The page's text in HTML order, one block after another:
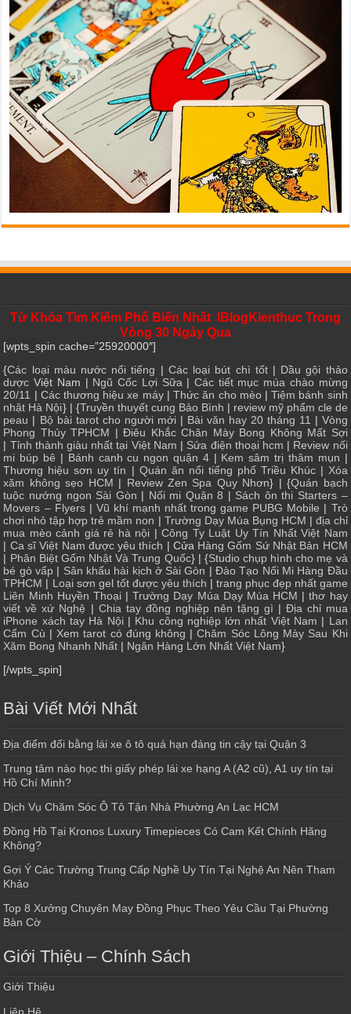
Từ Khóa Tìm Kiếm Phổ Biến Nhất IBlogKienthuc Trong
Vòng 30 Ngày Qua
[wpts_spin cache=”25920000″]
{Các loại màu nước nổi tiếng | Các loại bút chì tốt| Dầu gội thảo
dược Việt Nam | Ngũ Cốc Lợi Sữa| Các tiết mục múa chào mừng
20/11 | Các thương hiệu xe máy|Thức ăn cho mèo|Tiệm bánh sinh
nhật Hà Nội} | {Truyền thuyết cung Bảo Bình | review mỹ phẩm cle de
peau | Bộ bài tarot cho người mới| Bài văn hay 20 tháng 11 | Vòng
Phong Thủy TPHCM |Điêu Khắc Chân Mày Bong Không Mất Sợi
| Tỉnh thành giàu nhất tại Việt Nam | Sửa điện thoại hcm | Review nối
mi búp bê | Bánh canh cu ngon quận 4| Kem sâm trị thâm mụn |
Thương hiệu sơn uy tín | Quán ăn nổi tiếng phố Triều Khúc| Xóa
xăm không sẹo HCM | Review Zen Spa Quy Nhơn} | {Quán bạch
tuộc nướng ngon Sài Gòn | Nối mi Quận 8 | Sách ôn thi Starters –
Movers – Flyers| Vũ khí mạnh nhất trong game PUBG Mobile | Trò
chơi nhỏ tập hợp trẻ mầm non | Trường Dạy Múa Bụng HCM | địa chỉ
mua mèo cảnh giá rẻ hà nội |Công Ty Luật Uy Tín Nhất Việt Nam
| Ca sĩ Việt Nam được yêu thích | Cửa Hàng Gốm Sứ Nhật Bản HCM
| Phân Biệt Gốm Nhật Và Trung Quốc} | {Studio chụp hình cho mẹ và
bé gò vấp | Sân khấu hài kịch ở Sài Gòn |Đào Tạo Nối Mi Hàng Đầu
TPHCM | Loại sơn gel tốt được yêu thích | trang phục đẹp nhất game
Liên Minh Huyền Thoại|Trường Dạy Múa Dạy Múa HCM |thơ hay
viết về xứ Nghệ | Chia tay đồng nghiệp nên tặng gì | Địa chỉ mua
iPhone xách tay Hà Nội| Khu công nghiệp lớn nhất Việt Nam | Lan
Cẩm Cù |Xem tarot có đúng không |Chăm Sóc Lông Mày Sau Khi
Xăm Bong Nhanh Nhất | Ngân Hàng Lớn Nhất Việt Nam}
[/wpts_spin]
Bài Viết Mới Nhất
Địa điểm đổi bằng lái xe ô tô quá hạn đáng tin cậy tại Quận 3
Trung tâm nào học thi giấy phép lái xe hạng A (A2 cũ), A1 uy tín tại
Hồ Chí Minh?
Dịch Vụ Chăm Sóc Ô Tô Tận Nhà Phường An Lạc HCM
Đồng Hồ Tại Kronos Luxury Timepieces Có Cam Kết Chính Hãng
Không?
Gợi Ý Các Trường Trung Cấp Nghề Uy Tín Tại Nghệ An Nên Tham
Khảo
Top 8 Xưởng Chuyên May Đồng Phục Theo Yêu Cầu Tại Phường
Bàn Cờ
Giới Thiệu – Chính Sách
Giới Thiệu